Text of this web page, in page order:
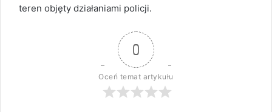
teren objęty działaniami policji.
0
Oceń temat artykułu